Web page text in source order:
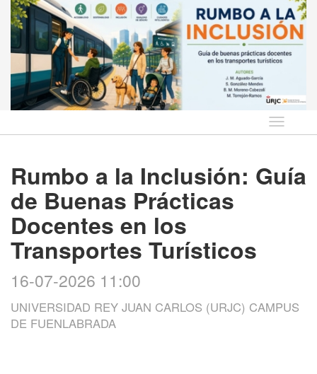
Idioma
Rumbo a la Inclusión: Guía
de Buenas Prácticas
Docentes en los
Transportes Turísticos
16-07-2026 11:00
UNIVERSIDAD REY JUAN CARLOS (URJC) CAMPUS
DE FUENLABRADA